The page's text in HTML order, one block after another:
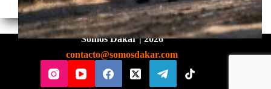
Somos Dakar | 2026
contacto@somosdakar.com